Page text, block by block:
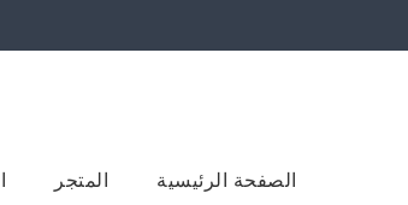
الصفحة الرئيسية المتجر